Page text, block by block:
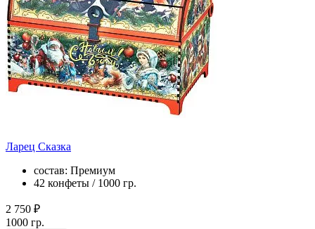
Ларец Сказка
состав: Премиум
42 конфеты / 1000 гр.
2 750 ₽
1000 гр.